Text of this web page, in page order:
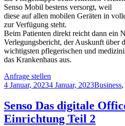
Senso Mobil bestens versorgt, weil
diese auf allen mobilen Geräten in
zur Verfügung steht.
Beim Patienten direkt reicht dann ein
Verlegungsbericht, der Auskunft über
wichtigsten pflegerischen und
das Krankenhaus aus.
Anfrage stellen
4 Januar, 20234 Januar, 2023Business,
Senso Das digitale
Einrichtung Teil 2